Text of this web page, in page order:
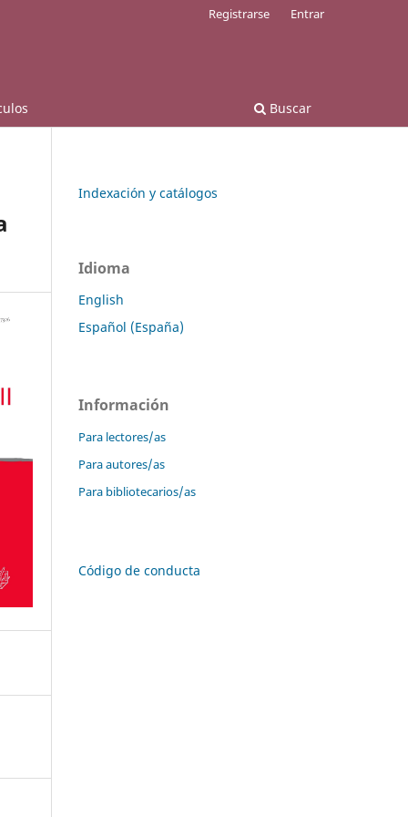
Buscar
Registrarse Entrar
Indexación y catálogos
Idioma
English
Español (España)
Información
Para lectores/as
Para autores/as
Para bibliotecarios/as
Código de conducta